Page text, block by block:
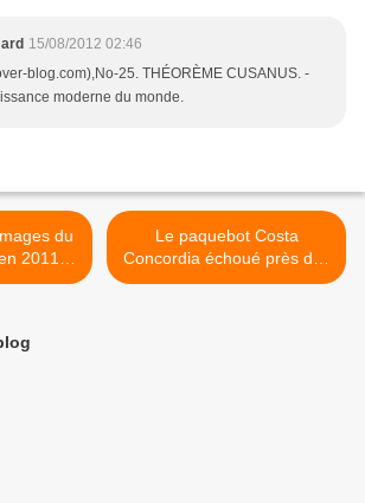
15/08/2012 02:46
blog.com),No-25. THÉORÈME CUSANUS. -
moderne du monde.
2011 :
« bons
Le paquebot Costa
Concordia échoué près des
côtes italiennes et de l’île